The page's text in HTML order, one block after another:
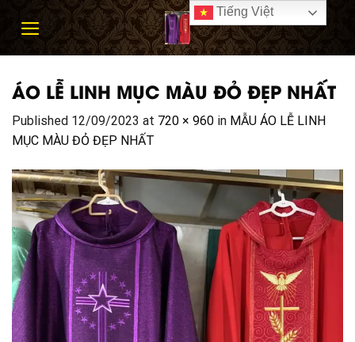
ÁO LỄ LINH MỤC MÀU ĐỎ ĐẸP NHẤT
Published 12/09/2023 at 720 × 960 in MẪU ÁO LỄ LINH
MỤC MÀU ĐỎ ĐẸP NHẤT
Tiếng Việt